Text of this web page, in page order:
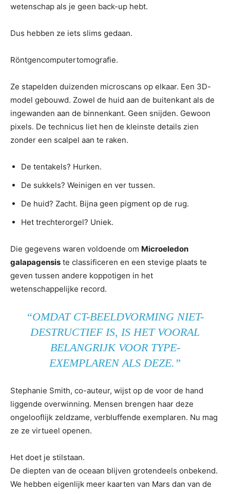
wetenschap als je geen back-up hebt.
Dus hebben ze iets slims gedaan.
Röntgencomputertomografie.
Ze stapelden duizenden microscans op elkaar. Een 3D-
model gebouwd. Zowel de huid aan de buitenkant als de
ingewanden aan de binnenkant. Geen snijden. Gewoon
pixels. De technicus liet hen de kleinste details zien
zonder een scalpel aan te raken.
De tentakels? Hurken.
De sukkels? Weinigen en ver tussen.
De huid? Zacht. Bijna geen pigment op de rug.
Het trechterorgel? Uniek.
Die gegevens waren voldoende om Microeledon
galapagensis te classificeren en een stevige plaats te
geven tussen andere koppotigen in het
wetenschappelijke record.
“OMDAT CT-BEELDVORMING NIET-
DESTRUCTIEF IS, IS HET VOORAL
BELANGRIJK VOOR TYPE-
EXEMPLAREN ALS DEZE.”
Stephanie Smith, co-auteur, wijst op de voor de hand
liggende overwinning. Mensen brengen haar deze
ongelooflijk zeldzame, verbluffende exemplaren. Nu mag
ze ze virtueel openen.
Het doet je stilstaan.
De diepten van de oceaan blijven grotendeels onbekend.
We hebben eigenlijk meer kaarten van Mars dan van de